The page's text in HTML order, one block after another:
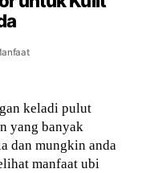
keladi pulut
yang banyak
dan mungkin anda
manfaat ubi